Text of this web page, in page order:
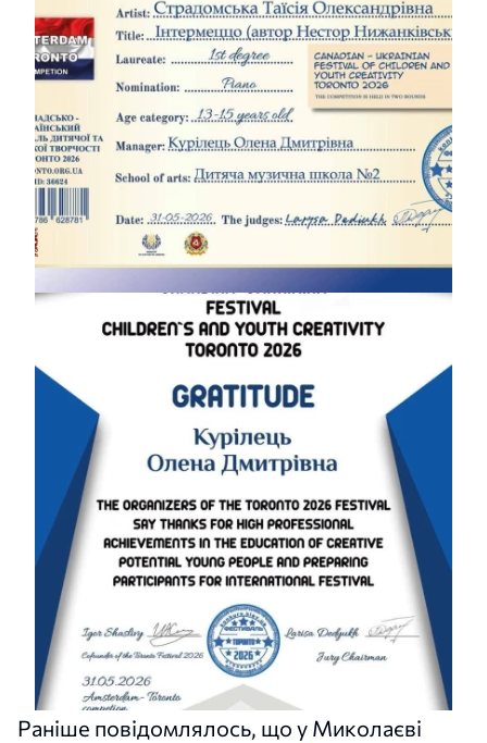
Раніше повідомлялось, що у Миколаєві